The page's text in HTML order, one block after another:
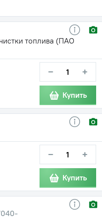
топлива (ПАО
− +
Купить
− +
Купить